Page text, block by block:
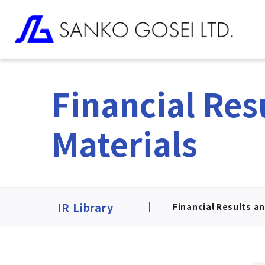
Financial
Materials
IR Library Financial Results